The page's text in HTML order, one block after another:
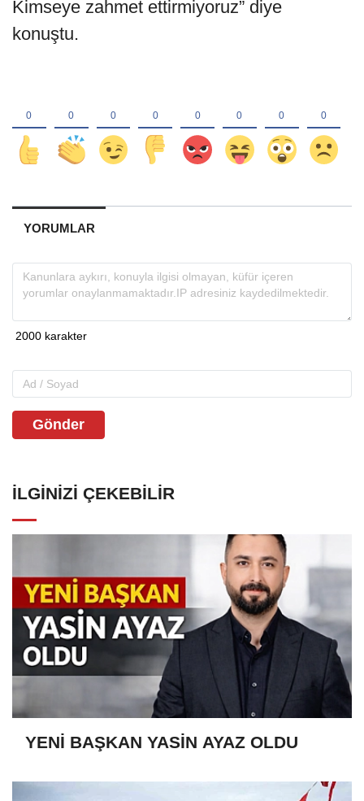
Kimseye zahmet ettirmiyoruz” diye
konuştu.
YORUMLAR
Gönder
İLGINIZI ÇEKEBILIR
YENİ BAŞKAN YASİN AYAZ OLDU